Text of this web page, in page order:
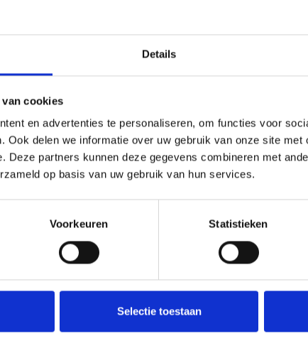
Details
cookies
en advertenties te personaliseren, om functies voor
Ook delen we informatie over uw gebruik van onze site met
Deze partners kunnen deze gegevens combineren met
op basis van uw gebruik van hun services.
Voorkeuren Statistieken
Selectie toestaan
van de
van
woning en is
wat kleine
van de
van een
worden
Deel